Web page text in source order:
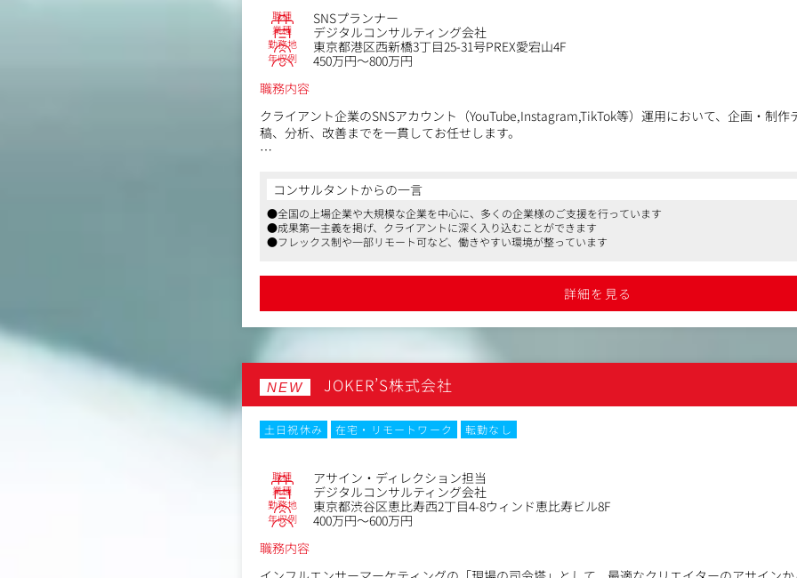
職種 SNSプランナー
業種 デジタルコンサルティング会社
勤務地 東京都港区西新橋3丁目25-31号PREX愛宕山4F
年収例
450万円～800万円
職務内容
クライアント企業のSNSアカウント（YouTube,Instagram,TikTok等）運用において、企画・制
稿、分析、改善までを一貫してお任せします。
担当顧客は8～10社程度で、同社のコンサルタントと二人三脚で顧客の事業成長に直結するSNS
す。
・再生回数等のデータ分析、改善策立案、レポート作成
・コンテンツ企画、構成作成、撮影、編集ディレクション
※単なる投稿作業ではなく、数字から仮説を立て次の一手を打つ「成果改善」がミッションです
コンサルタントからの一言
●全国の上場企業や大規模な企業を中心に、多くの企業様のご支援を行っています
●成果第一主義を掲げ、クライアントに深く入り込むことができます
●フレックス制や一部リモート可など、働きやすい環境が整っています
詳細を見る
NEW JOKER’S株式会社
土日祝休み 在宅・リモートワーク
転勤なし
職種 アサイン・ディレクション担当
業種 デジタルコンサルティング会社
勤務地 東京都渋谷区恵比寿西2丁目4-8ウィンド恵比寿ビル8F
年収例
400万円～600万円
職務内容